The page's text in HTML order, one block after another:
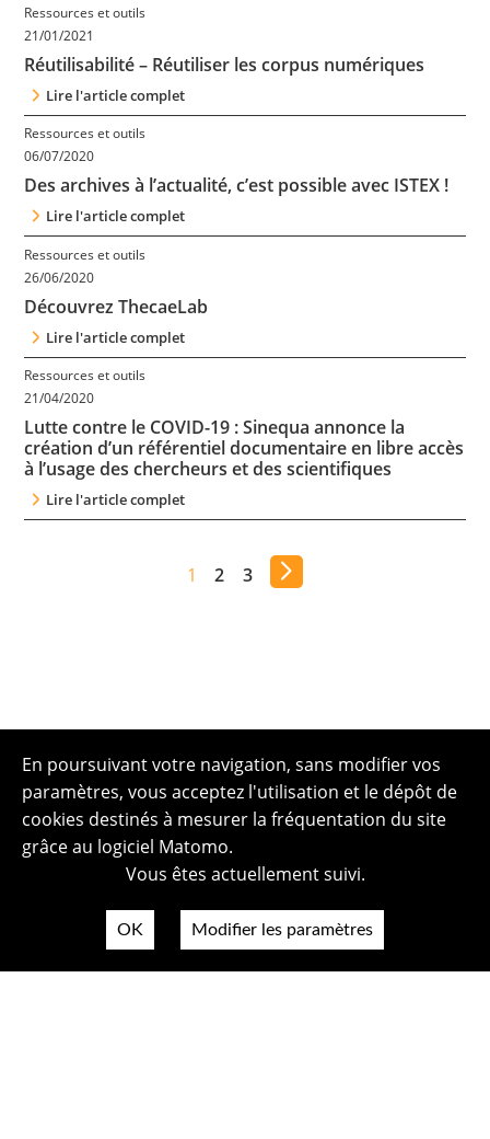
Ressources et outils
21/01/2021
Réutilisabilité – Réutiliser les corpus numériques
Lire l'article complet
Ressources et outils
06/07/2020
Des archives à l’actualité, c’est possible avec ISTEX !
Lire l'article complet
Ressources et outils
26/06/2020
Découvrez ThecaeLab
Lire l'article complet
Ressources et outils
21/04/2020
Lutte contre le COVID-19 : Sinequa annonce la
création d’un référentiel documentaire en libre accès
à l’usage des chercheurs et des scientifiques
Lire l'article complet
1 2 3
En poursuivant votre navigation, sans modifier vos
paramètres, vous acceptez l'utilisation et le dépôt de
cookies destinés à mesurer la fréquentation du site
grâce au logiciel Matomo.
Vous êtes actuellement suivi.
OK Modifier les paramètres